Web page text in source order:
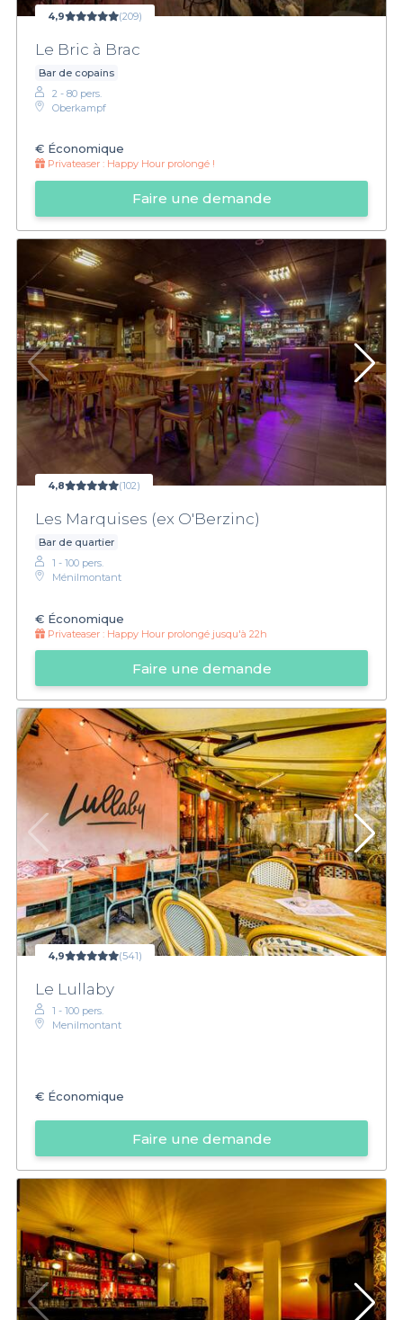
4,9 (209)
Le Bric à Brac
Bar de copains
2 - 80 pers.
Oberkampf
€ Économique
Privateaser : Happy Hour prolongé !
Faire une demande
4,8 (102)
Les Marquises (ex O'Berzinc)
Bar de quartier
1 - 100 pers.
Ménilmontant
€ Économique
Privateaser : Happy Hour prolongé jusqu'à 22h
Faire une demande
4,9 (541)
Le Lullaby
1 - 100 pers.
Menilmontant
€ Économique
Faire une demande